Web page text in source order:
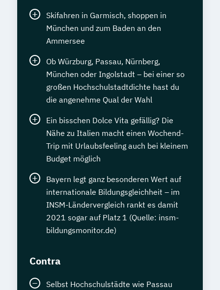
Skifahren in Garmisch, shoppen in
München und zum Baden an den
Ammersee
Ob Würzburg, Passau, Nürnberg,
München oder Ingolstadt – bei einer so
großen Hochschulstadtdichte hast du
die angenehme Qual der Wahl
Ein bisschen Dolce Vita gefällig? Die
Nähe zu Italien macht einen Wochend-
Trip mit Urlaubsfeeling auch bei kleinem
Budget möglich
Bayern legt ganz besonderen Wert auf
internationale Bildungsgleichheit – im
INSM-Ländervergleich rankt es damit
2021 sogar auf Platz 1 (Quelle: insm-
bildungsmonitor.de)
Contra
Selbst Hochschulstädte wie Passau